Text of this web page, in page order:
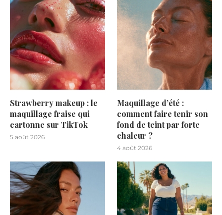
Strawberry makeup : le
maquillage fraise qui
cartonne sur TikTok
5 août 2026
Maquillage d’été :
comment faire tenir son
fond de teint par forte
chaleur ?
4 août 2026